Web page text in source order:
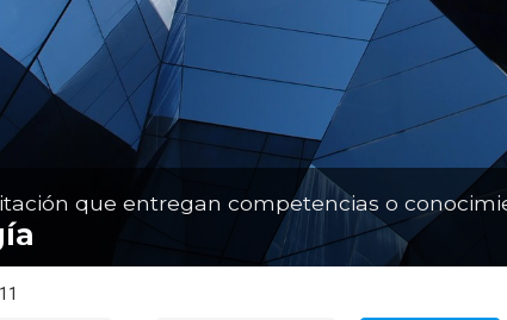
que entregan competencias o